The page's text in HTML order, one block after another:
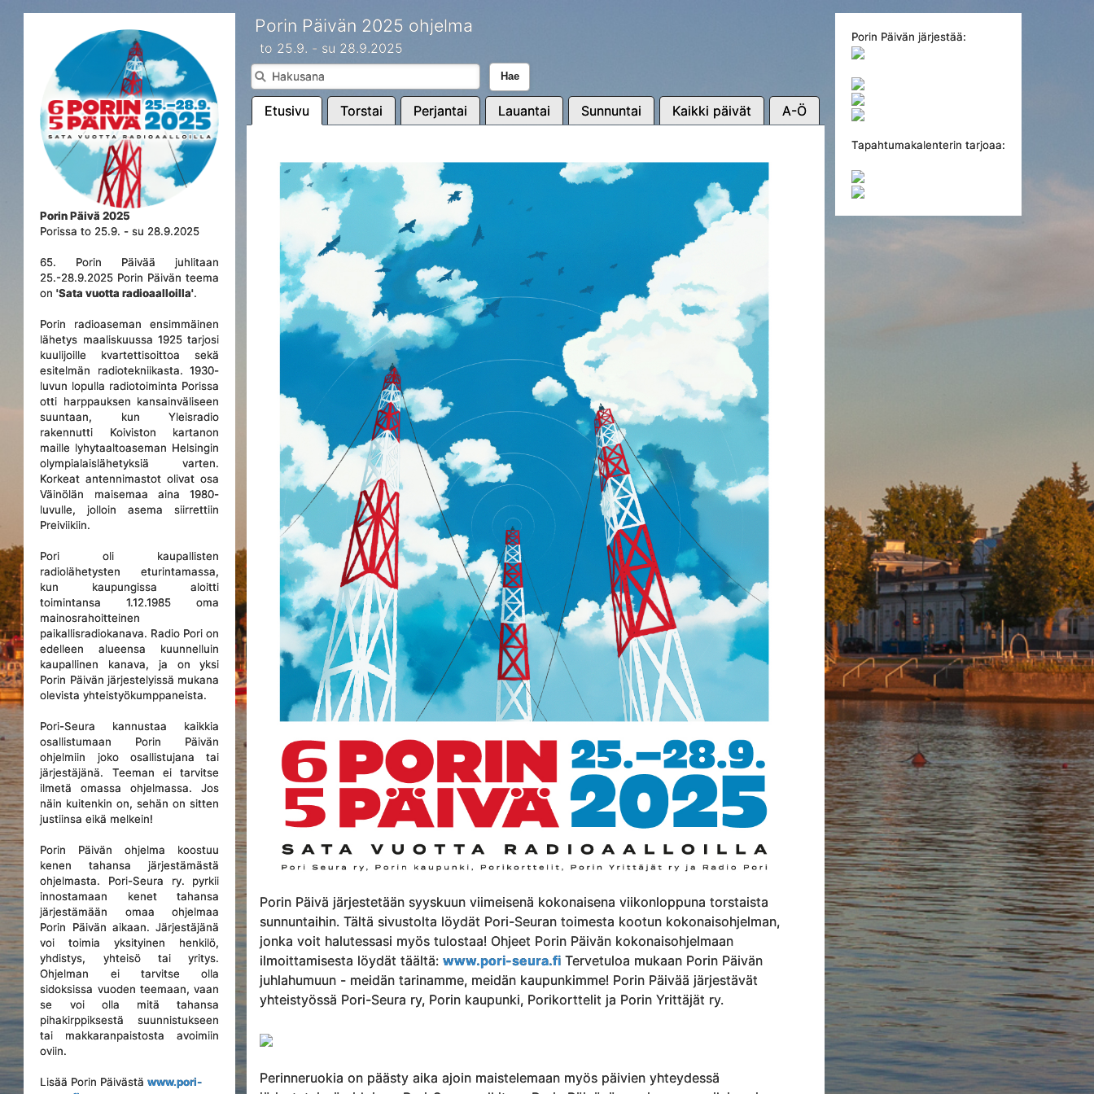
Porin Päivä 2025
Porissa to 25.9. - su 28.9.2025
65. Porin Päivää juhlitaan
25.-28.9.2025 Porin Päivän teema
on'Sata vuotta radioaalloilla'.
Porin radioaseman ensimmäinen
lähetys maaliskuussa 1925 tarjosi
kuulijoille kvartettisoittoa sekä
esitelmän radiotekniikasta. 1930-
luvun lopulla radiotoiminta Porissa
otti harppauksen kansainväliseen
suuntaan, kun Yleisradio
rakennutti Koiviston kartanon
maille lyhytaaltoaseman Helsingin
olympialaislähetyksiä varten.
Korkeat antennimastot olivat osa
Väinölän maisemaa aina 1980-
luvulle, jolloin asema siirrettiin
Preiviikiin.
Pori oli kaupallisten
radiolähetysten eturintamassa,
kun kaupungissa aloitti
toimintansa 1.12.1985 oma
mainosrahoitteinen
paikallisradiokanava. Radio Pori on
edelleen alueensa kuunnelluin
kaupallinen kanava, ja on yksi
Porin Päivän järjestelyissä mukana
olevista yhteistyökumppaneista.
Pori-Seura kannustaa kaikkia
osallistumaan Porin Päivän
ohjelmiin joko osallistujana tai
järjestäjänä. Teeman ei tarvitse
ilmetä omassa ohjelmassa. Jos
näin kuitenkin on, sehän on sitten
justiinsa eikä melkein!
Porin Päivän ohjelma koostuu
kenen tahansa järjestämästä
ohjelmasta. Pori-Seura ry. pyrkii
innostamaan kenet tahansa
järjestämään omaa ohjelmaa
Porin Päivän aikaan. Järjestäjänä
voi toimia yksityinen henkilö,
yhdistys, yhteisö tai yritys.
Ohjelman ei tarvitse olla
sidoksissa vuoden teemaan, vaan
se voi olla mitä tahansa
pihakirppiksestä suunnistukseen
tai makkaranpaistosta avoimiin
oviin.
Lisää Porin Päivästäwww.pori-
Porin Päivän 2025 ohjelma
to 25.9. - su 28.9.2025
Hae
Etusivu Torstai Perjantai Lauantai Sunnuntai Kaikki päivät A-Ö
Porin Päivä järjestetään syyskuun viimeisenä kokonaisena viikonloppuna torstaista
sunnuntaihin. Tältä sivustolta löydät Pori-Seuran toimesta kootun kokonaisohjelman,
jonka voit halutessasi myös tulostaa! Ohjeet Porin Päivän kokonaisohjelmaan
ilmoittamisesta löydät täältä: www.pori-seura.fiTervetuloa mukaan Porin Päivän
juhlahumuun - meidän tarinamme, meidän kaupunkimme! Porin Päivää järjestävät
yhteistyössä Pori-Seura ry, Porin kaupunki, Porikorttelit ja Porin Yrittäjät ry.
Perinneruokia on päästy aika ajoin maistelemaan myös päivien yhteydessä
Porin Päivän järjestää:
Tapahtumakalenterin tarjoaa: